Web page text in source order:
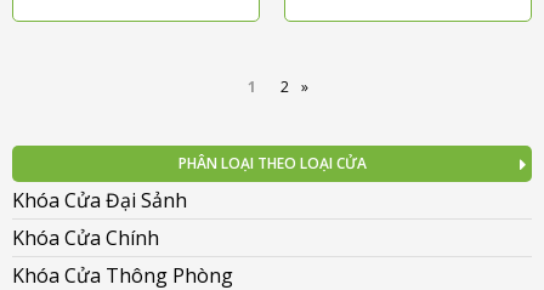
1 2 »
PHÂN LOẠI THEO LOẠI CỬA
Khóa Cửa Đại Sảnh
Khóa Cửa Chính
Khóa Cửa Thông Phòng